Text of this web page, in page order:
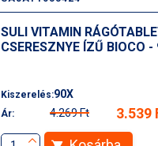
SULI VITAMIN
CSERESZNYE ÍZŰ BIOCO -
Kiszerelés:90X
Ár: 4.269 Ft
3.539